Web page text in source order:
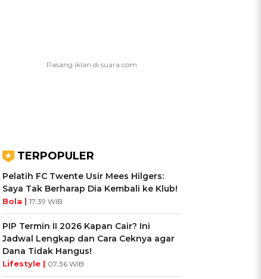
TERPOPULER
Pelatih FC Twente Usir Mees Hilgers:
Saya Tak Berharap Dia Kembali ke Klub!
Bola | 17:39 WIB
PIP Termin II 2026 Kapan Cair? Ini
Jadwal Lengkap dan Cara Ceknya agar
Dana Tidak Hangus!
Lifestyle | 07:36 WIB